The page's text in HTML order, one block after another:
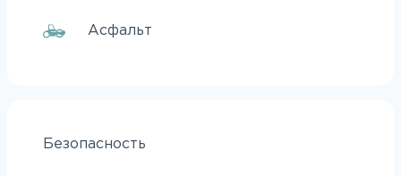
Асфальт
Безопасность